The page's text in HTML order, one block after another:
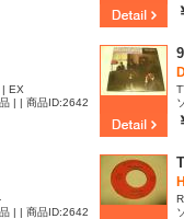
| EX
| | 商品ID:2642
| | 商品ID:2642